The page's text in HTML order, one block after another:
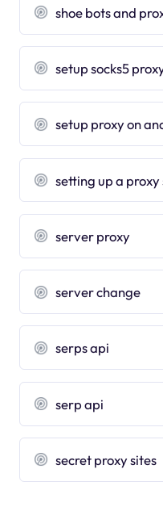
shoe bots and
setup socks5
setup proxy on
setting up a
server proxy
server change
serps api
serp api
secret proxy sites